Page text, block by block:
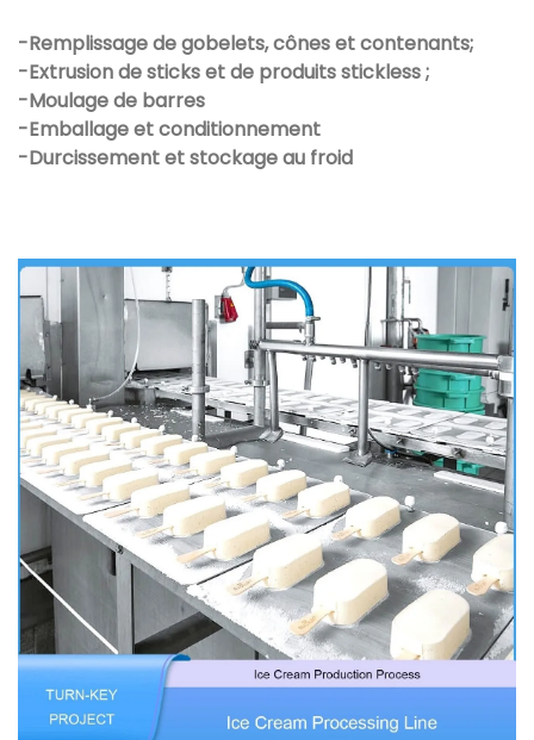
-Remplissage de gobelets, cônes et contenants;
-Extrusion de sticks et de produits stickless ;
-Moulage de barres
-Emballage et conditionnement
-Durcissement et stockage au froid